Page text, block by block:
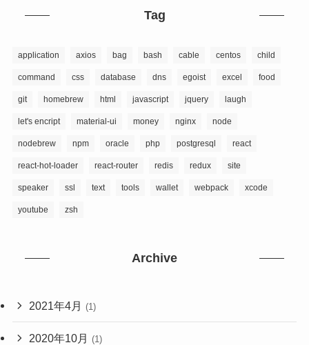
Tag
application axios bag bash cable centos child
command css database dns egoist excel food
git homebrew html javascript jquery laugh
let's encript material-ui money nginx node
nodebrew npm oracle php postgresql react
react-hot-loader react-router redis redux site
speaker ssl text tools wallet webpack xcode
youtube zsh
Archive
2021年4月 (1)
2020年10月 (1)